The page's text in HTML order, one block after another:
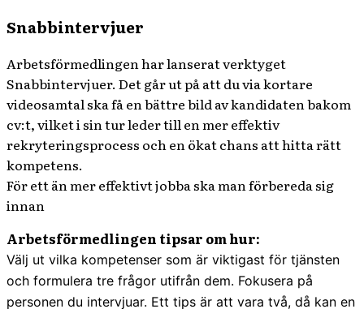
Snabbintervjuer
Arbetsförmedlingen har lanserat verktyget
Snabbintervjuer. Det går ut på att du via kortare
videosamtal ska få en bättre bild av kandidaten bakom
cv:t, vilket i sin tur leder till en mer effektiv
rekryteringsprocess och en ökat chans att hitta rätt
kompetens.
För ett än mer effektivt jobba ska man förbereda sig
innan
Arbetsförmedlingen tipsar om hur:
Välj ut vilka kompetenser som är viktigast för tjänsten
och formulera tre frågor utifrån dem. Fokusera på
personen du intervjuar. Ett tips är att vara två, då kan en